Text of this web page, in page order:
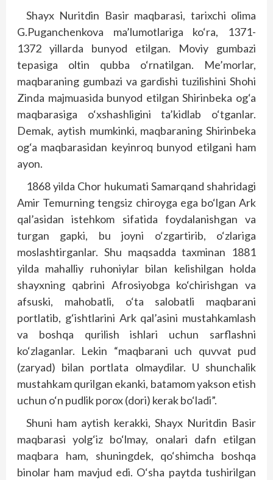
Shayx Nuritdin Basir maqbarasi, tarixchi olima
G.Puganchenkova ma’lumotlariga ko‘ra, 1371-
1372 yillarda bunyod etilgan. Moviy gumbazi
tepasiga oltin qubba o‘rnatilgan. Me’morlar,
maqbaraning gumbazi va gardishi tuzilishini Shohi
Zinda majmuasida bunyod etilgan Shirinbeka og‘a
maqbarasiga o‘xshashligini ta’kidlab o‘tganlar.
Demak, aytish mumkinki, maqbaraning Shirinbeka
og‘a maqbarasidan keyinroq bunyod etilgani ham
ayon.
1868 yilda Chor hukumati Samarqand shahridagi
Amir Temurning tengsiz chiroyga ega bo‘lgan Ark
qal’asidan istehkom sifatida foydalanishgan va
turgan gapki, bu joyni o‘zgartirib, o‘zlariga
moslashtirganlar. Shu maqsadda taxminan 1881
yilda mahalliy ruhoniylar bilan kelishilgan holda
shayxning qabrini Afrosiyobga ko‘chirishgan va
afsuski, mahobatli, o‘ta salobatli maqbarani
portlatib, g‘ishtlarini Ark qal’asini mustahkamlash
va boshqa qurilish ishlari uchun sarflashni
ko‘zlaganlar. Lekin “maqbarani uch quvvat pud
(zaryad) bilan portlata olmaydilar. U shunchalik
mustahkam qurilgan ekanki, batamom yakson etish
uchun o‘n pudlik porox (dori) kerak bo‘ladi”.
Shuni ham aytish kerakki, Shayx Nuritdin Basir
maqbarasi yolg‘iz bo‘lmay, onalari dafn etilgan
maqbara ham, shuningdek, qo‘shimcha bosh­qa
binolar ham mavjud edi. O‘sha paytda tushirilgan